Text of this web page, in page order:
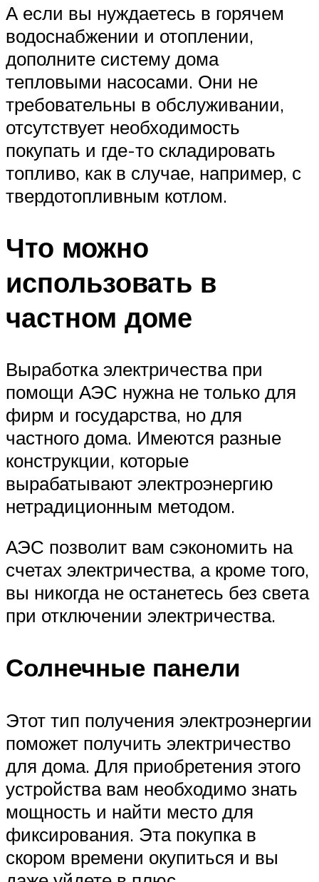
А если вы нуждаетесь в горячем
водоснабжении и отоплении,
дополните систему дома
тепловыми насосами. Они не
требовательны в обслуживании,
отсутствует необходимость
покупать и где-то складировать
топливо, как в случае, например, с
твердотопливным котлом.
Что можно
использовать в
частном доме
Выработка электричества при
помощи АЭС нужна не только для
фирм и государства, но для
частного дома. Имеются разные
конструкции, которые
вырабатывают электроэнергию
нетрадиционным методом.
АЭС позволит вам сэкономить на
счетах электричества, а кроме того,
вы никогда не останетесь без света
при отключении электричества.
Солнечные панели
Этот тип получения электроэнергии
поможет получить электричество
для дома. Для приобретения этого
устройства вам необходимо знать
мощность и найти место для
фиксирования. Эта покупка в
скором времени окупиться и вы